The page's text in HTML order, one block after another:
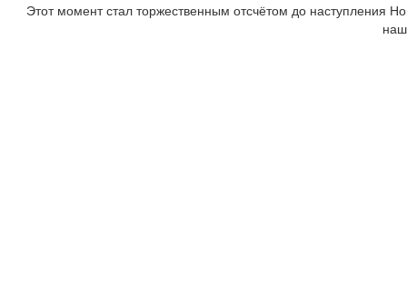
Этот момент стал торжественным отсчётом до наступления